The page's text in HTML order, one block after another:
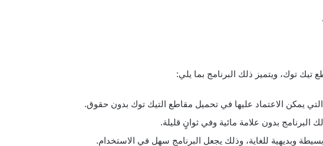
.
توك، ويتميز ذلك البرنامج بما يلي:
التي يمكن الاعتماد عليها في تحميل مقاطع التيك توك بدون حقوق.
البرنامج بدون علامة مائية وفي ثوانٍ قليلة.
وبديهية للغاية، وذلك يجعل البرنامج سهل في الاستخدام.